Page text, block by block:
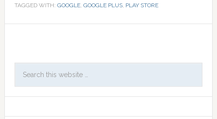
TAGGED WITH: GOOGLE, GOOGLE PLUS, PLAY STORE